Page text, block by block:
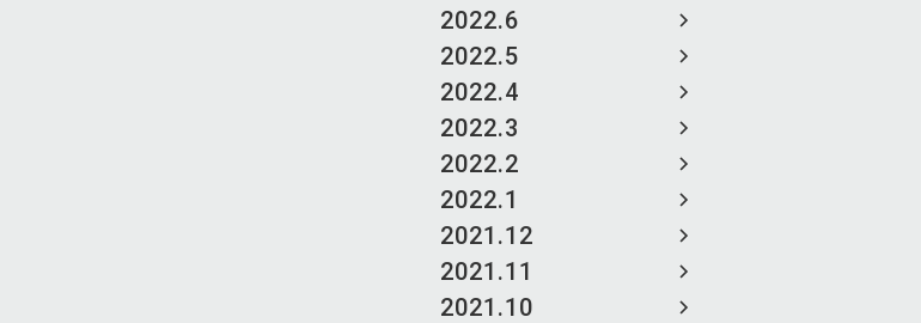
2022.6
2022.5
2022.4
2022.3
2022.2
2022.1
2021.12
2021.11
2021.10